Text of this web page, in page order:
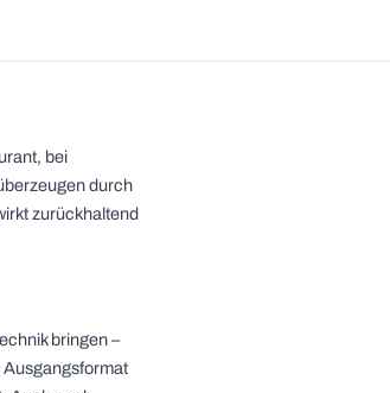
bei
durch
zurückhaltend
bringen –
Ausgangsformat